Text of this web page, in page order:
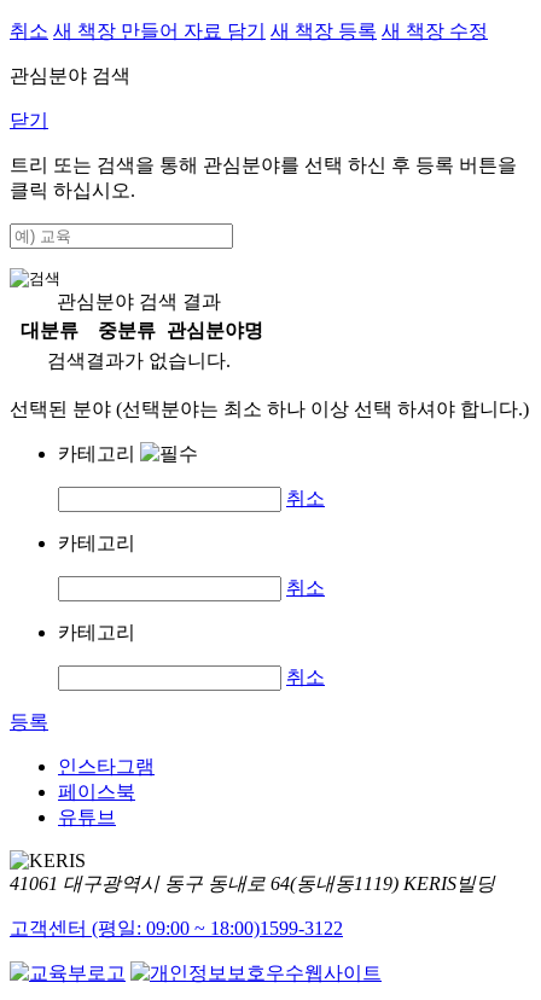
취소 새 책장 만들어 자료 담기 새 책장 등록 새 책장 수정
관심분야 검색
닫기
트리 또는 검색을 통해 관심분야를 선택 하신 후 등록 버튼을
클릭 하십시오.
관심분야 검색 결과
대분류
중분류
관심분야명
검색결과가 없습니다.
선택된 분야 (선택분야는 최소 하나 이상 선택 하셔야 합니다.)
카테고리
취소
카테고리
취소
카테고리
취소
등록
인스타그램
페이스북
유튜브
41061 대구광역시 동구 동내로 64(동내동1119) KERIS빌딩
고객센터 (평일: 09:00 ~ 18:00)1599-3122